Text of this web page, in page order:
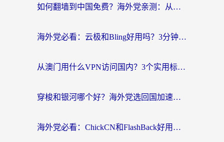
如何翻墙到中国免费？海外党亲测：从踩坑到选对加速器的全攻略
海外党必看：云极和Bling好用吗？3分钟教你选对回国加速器
从澳门用什么VPN访问国内？3个实用标准帮你避开坑，无缝刷剧听歌
穿梭和银河哪个好？海外党选回国加速器的避坑指南，附番茄加速器实测体验
海外党必看：ChickCN和FlashBack好用吗？3招教你选对回国加速器（附云极、HomeCN、斧牛vs艾果对比）